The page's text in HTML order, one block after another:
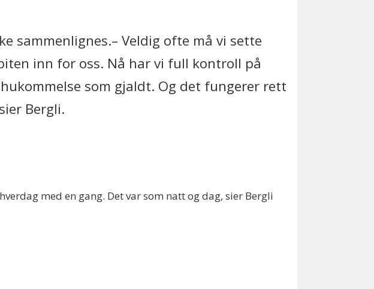
sammenlignes.– Veldig ofte må vi sette
inn for oss. Nå har vi full kontroll på
som gjaldt. Og det fungerer rett
Bergli.
med en gang. Det var som natt og dag, sier Bergli